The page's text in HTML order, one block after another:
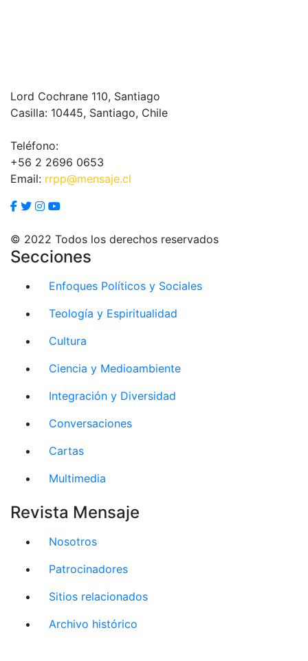
Lord Cochrane 110, Santiago
Casilla: 10445, Santiago, Chile
Teléfono:
+56 2 2696 0653
Email: rrpp@mensaje.cl
© 2022 Todos los derechos reservados
Secciones
Enfoques Políticos y Sociales
Teología y Espiritualidad
Cultura
Ciencia y Medioambiente
Integración y Diversidad
Conversaciones
Cartas
Multimedia
Revista Mensaje
Nosotros
Patrocinadores
Sitios relacionados
Archivo histórico